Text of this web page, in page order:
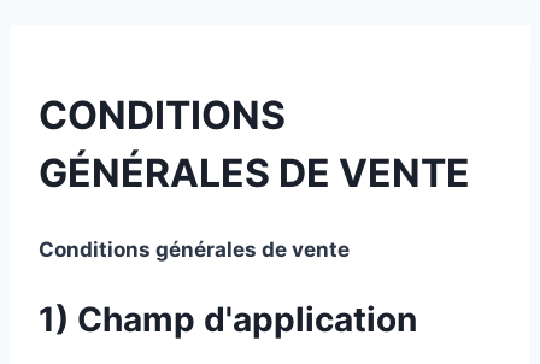
CONDITIONS
GÉNÉRALES DE VENTE
Conditions générales de vente
1) Champ d'application